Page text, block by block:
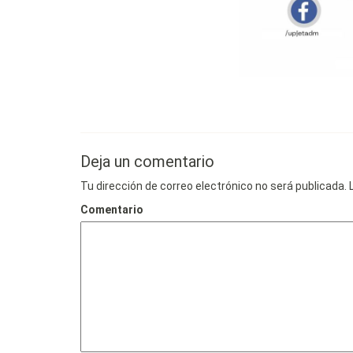
Deja un comentario
Tu dirección de correo electrónico no será publicada.
Comentario